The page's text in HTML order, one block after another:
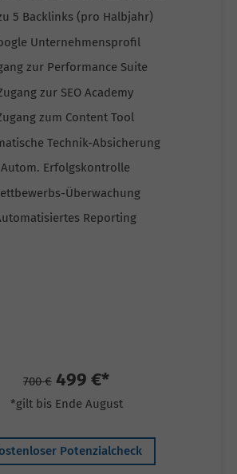
5 Backlinks (pro Halbjahr)
Unternehmensprofil
zur Performance Suite
zur SEO Academy
zum Content Tool
Technik-Absicherung
Erfolgskontrolle
Überwachung
Reporting
700 € 499 €*
*gilt bis Ende August
Potenzialcheck